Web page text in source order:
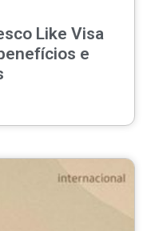
Like Visa
e